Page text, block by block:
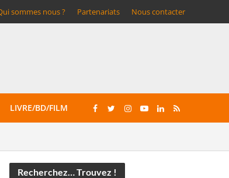
sommes nous ? Partenariats Nous contacter
LIVRE/BD/FILM
Recherchez… Trouvez !